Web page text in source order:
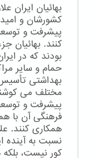
بهائیان ایران
کشورشان و امید
پیشرفت و
کنند. بهائیان
بودند که در
حمام و سایر
بهداشتی
مختلف می
پیشرفت و
فرهنگی آن با
همکاری کنند.
نسبت به
کور نیست، بلکه